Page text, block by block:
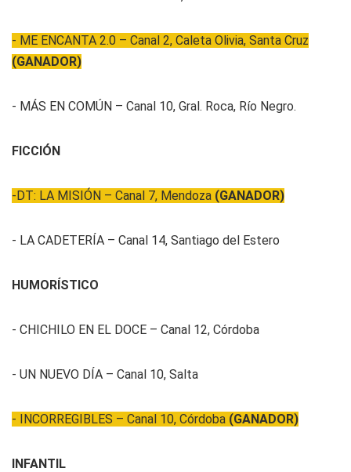
- ME ENCANTA 2.0 – Canal 2, Caleta Olivia, Santa Cruz
(GANADOR)
- MÁS EN COMÚN – Canal 10, Gral. Roca, Río Negro.
FICCIÓN
-DT: LA MISIÓN – Canal 7, Mendoza (GANADOR)
- LA CADETERÍA – Canal 14, Santiago del Estero
HUMORÍSTICO
- CHICHILO EN EL DOCE – Canal 12, Córdoba
- UN NUEVO DÍA – Canal 10, Salta
- INCORREGIBLES – Canal 10, Córdoba (GANADOR)
INFANTIL